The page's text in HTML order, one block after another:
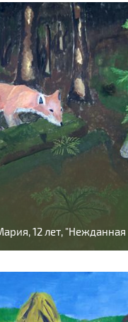
12 лет, "Нежданная